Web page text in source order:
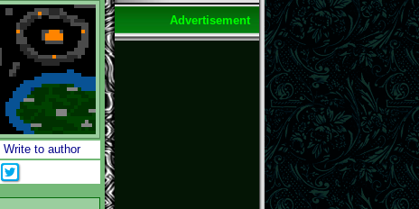
Write to author
Advertisement